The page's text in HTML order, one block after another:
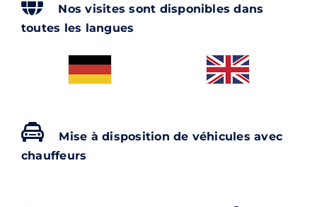
Nos visites sont disponibles dans
toutes les langues
Mise à disposition de véhicules avec
chauffeurs